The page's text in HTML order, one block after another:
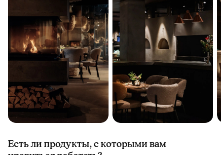
Есть ли продукты, с которыми вам